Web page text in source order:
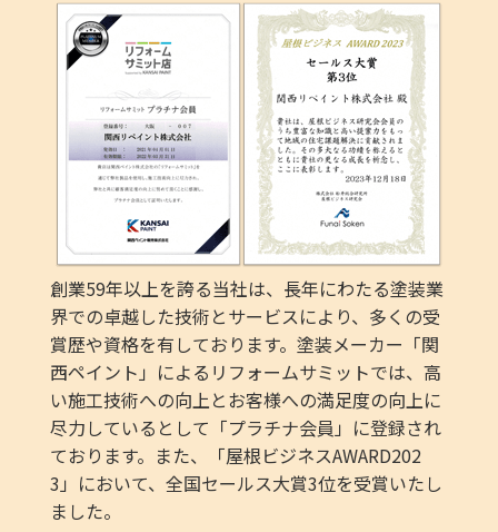
創業59年以上を誇る当社は、長年にわたる塗装業
界での卓越した技術とサービスにより、多くの受
賞歴や資格を有しております。塗装メーカー「関
西ペイント」によるリフォームサミットでは、高
い施工技術への向上とお客様への満足度の向上に
尽力しているとして「プラチナ会員」に登録され
ております。また、「屋根ビジネスAWARD202
3」において、全国セールス大賞3位を受賞いたし
ました。